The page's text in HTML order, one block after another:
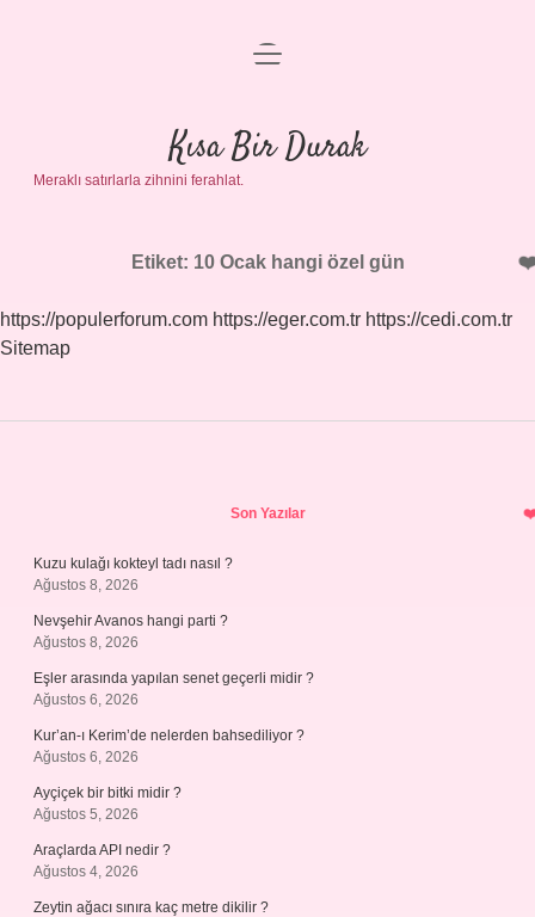
Anasayfa
Gizlilik Politikası
Yasal Uyarı
menüyü
Kısa Bir Durak
Meraklı satırlarla zihnini ferahlat.
Etiket: 10 Ocak hangi özel gün
https://populerforum.com https://eger.com.tr https://cedi.com.tr
Sitemap
Son Yazılar
Kuzu kulağı kokteyl tadı nasıl ?
Ağustos 8, 2026
Nevşehir Avanos hangi parti ?
Ağustos 8, 2026
Eşler arasında yapılan senet geçerli midir ?
Ağustos 6, 2026
Kur’an-ı Kerim’de nelerden bahsediliyor ?
Ağustos 6, 2026
Ayçiçek bir bitki midir ?
Ağustos 5, 2026
Araçlarda API nedir ?
Ağustos 4, 2026
Zeytin ağacı sınıra kaç metre dikilir ?